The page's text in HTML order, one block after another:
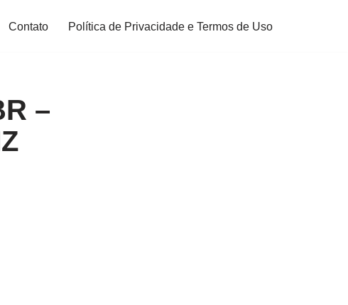
Contato Política de Privacidade e Termos de Uso
–